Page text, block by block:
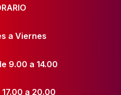
a Viernes
9.00 a 14.00
a 20.00